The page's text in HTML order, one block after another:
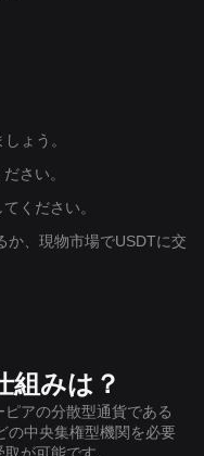
ょう。
さい。
ください。
か、現物市場でUSDTに交
組みは？
アの分散型通貨である
の中央集権型機関を必要
が可能です。